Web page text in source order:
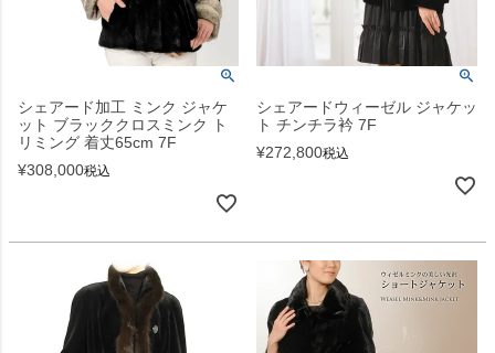
シェアード加工 ミンク ジャケ
ット ブラッククロスミンク ト
リミング 着丈65cm 7F
¥308,000税込
シェアードウィーゼル ジャケッ
ト チンチラ衿 7F
¥272,800税込